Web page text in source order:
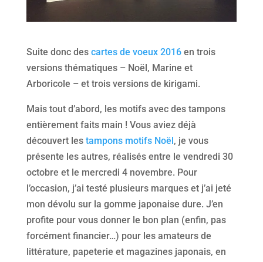
Suite donc des cartes de voeux 2016en trois
versions thématiques – Noël, Marine et
Arboricole – et trois versions de kirigami.
Mais tout d’abord, les motifs avec des tampons
entièrement faits main ! Vous aviez déjà
découvert les tampons motifs Noël, je vous
présente les autres, réalisés entre le vendredi 30
octobre et le mercredi 4 novembre. Pour
l’occasion, j’ai testé plusieurs marques et j’ai jeté
mon dévolu sur la gomme japonaise dure. J’en
profite pour vous donner le bon plan (enfin, pas
forcément financier…) pour les amateurs de
littérature, papeterie et magazines japonais, en